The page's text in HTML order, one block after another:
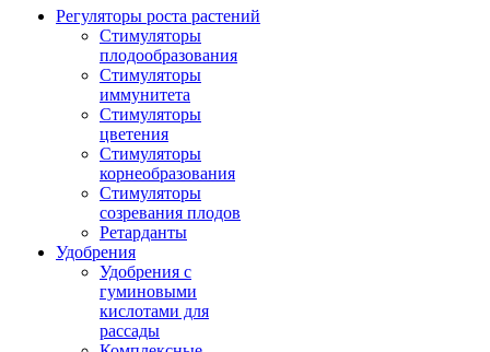
Регуляторы роста растений
Стимуляторы
плодообразования
Стимуляторы
иммунитета
Стимуляторы
цветения
Стимуляторы
корнеобразования
Стимуляторы
созревания плодов
Ретарданты
Удобрения
Удобрения с
гуминовыми
кислотами для
рассады